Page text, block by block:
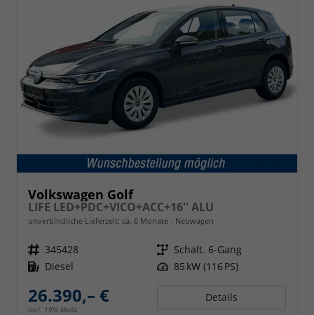
Volkswagen Golf
LIFE LED+PDC+VICO+ACC+16'' ALU
unverbindliche Lieferzeit: ca. 6 Monate Neuwagen
Fahrzeugnr. 345428 Getriebe Schalt. 6-Gang
Kraftstoff Diesel Leistung 85 kW (116 PS)
26.390,– €
incl. 19% MwSt.
Details